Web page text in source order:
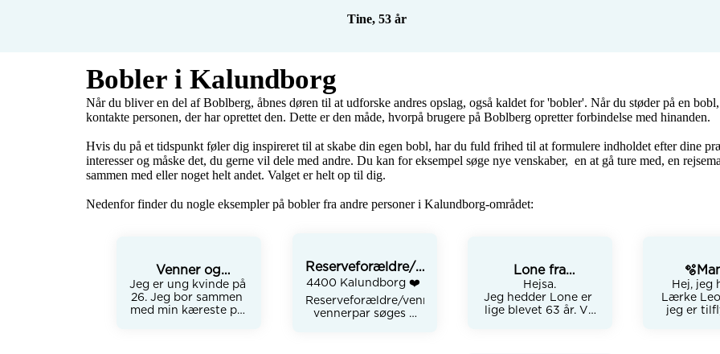
Tine, 53 år
Bobler i Kalundborg
Når du bliver en del af Boblberg, åbnes døren til at udforske andres opslag, også kaldet for 'bobler'. Når du støder på en
kontakte personen, der har oprettet den. Dette er den måde, hvorpå brugere på Boblberg opretter forbindelse med hinanden.
Hvis du på et tidspunkt føler dig inspireret til at skabe din egen bobl, har du fuld frihed til at formulere indholdet efter dine
interesser og måske det, du gerne vil dele med andre. Du kan for eksempel søge nye venskaber,  en at gå ture med, en
sammen med eller noget helt andet. Valget er helt op til dig.
Nedenfor finder du nogle eksempler på bobler fra andre personer i Kalundborg-området:
Venner og
veninder søges 🙃
Jeg er ung kvinde på
26. Jeg bor sammen
med min kæreste på
Reserveforældre/venner/
vennepar s
4400 Kalundborg ❤️
Reserveforældre/venner/
vennerpar søges 🫶
Lone fra
Kalundborg
Hejsa.
Jeg hedder Lone er
lige blevet 63 år. Vi
veninder
Hej, jeg
Lærke
jeg er